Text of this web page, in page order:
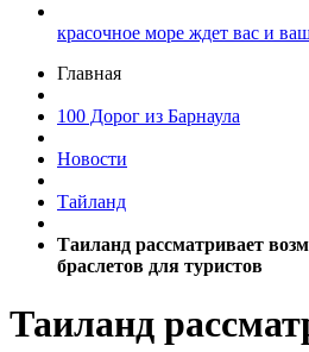
красочное море ждет вас и
Главная
100 Дорог из Барнаула
Новости
Тайланд
Таиланд рассматривает
браслетов для туристов
Таиланд